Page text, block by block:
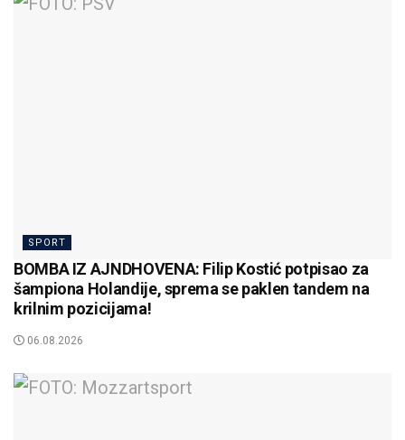
SPORT
BOMBA IZ AJNDHOVENA: Filip Kostić potpisao za
šampiona Holandije, sprema se paklen tandem na
krilnim pozicijama!
06.08.2026